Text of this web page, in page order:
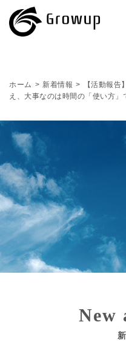
お
ホーム > 新着情報 > 【活動報告
え、大事なのは時間の「使い方」
New